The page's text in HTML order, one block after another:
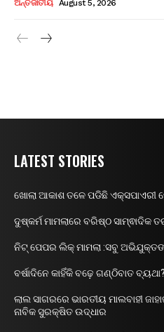
ଅନ୍ତର୍ଜାତୀୟ August 5, 2026
LATEST STORIES
ଖୋଲା ଆକାଶ ତଳେ ପଡିଛି ଏକ୍ସପାଏରୀ
ଦୁଷ୍କର୍ମ ମାମଲାରେ ବରିଷ୍ଠ ସାମ୍ଵାଦିକ
ନିଟ୍ ପେପର ଲିକ୍ ମାମଲା :ସବୁ
ବର୍ଷାଦିନେ କାହିଁକି ବଢ଼େ ଗଣ୍ଠିବାତ
ଲାଲ ସାଗରରେ ଭାରତୀୟ ମାଲବାହୀ
ନାବିକ ସୁରକ୍ଷିତ ଉଦ୍ଧାର